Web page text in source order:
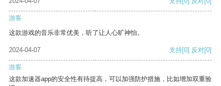
游客
这款游戏的音乐非常优美，听了让人心旷神怡。
2024-04-07 支持[0] 反对[0]
游客
这款加速器app的安全性有待提高，可以加强防护措施，比如增加双重验